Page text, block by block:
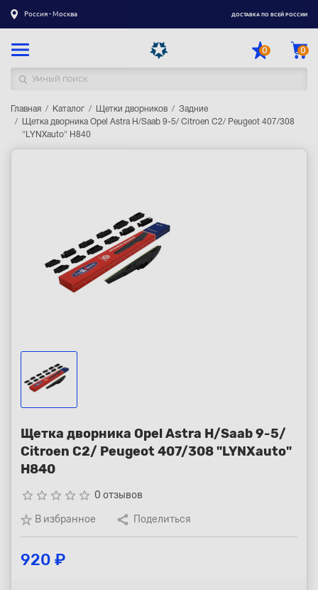
Россия - Москва ДОСТАВКА ПО ВСЕЙ РОССИИ
0 0
Каталог товаров
+7 (800) 250-15-01
Главная Каталог Щетки дворников
Задние
Щетка дворника Opel Astra H/Saab 9-5/ Citroen C2/ Peugeot 407/308
"LYNXauto" H840
Щетка дворника Opel Astra H/Saab 9-5/
Citroen C2/ Peugeot 407/308 "LYNXauto"
H840
star_border star_border star_border star_border star_border 0 отзывов
В избранное
Поделиться
920 ₽